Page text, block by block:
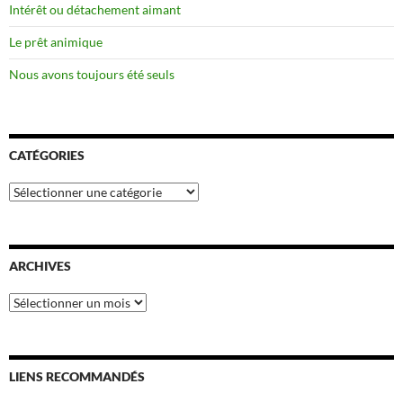
Intérêt ou détachement aimant
Le prêt animique
Nous avons toujours été seuls
CATÉGORIES
Catégories
ARCHIVES
Archives
LIENS RECOMMANDÉS